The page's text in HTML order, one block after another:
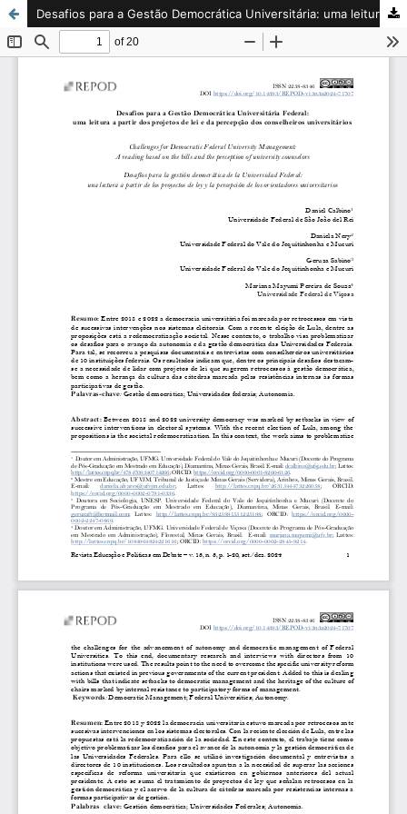
Desafios para a Gestão Democrática Universitária: uma leitura a partir dos projetos de lei e dos conselhos universitários